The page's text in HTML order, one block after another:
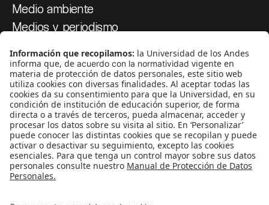
Medio ambiente
Medios y periodismo
Movilización social
¿Quiénes somos?
Podcasts
Ediciones especiales
Proyectos 070